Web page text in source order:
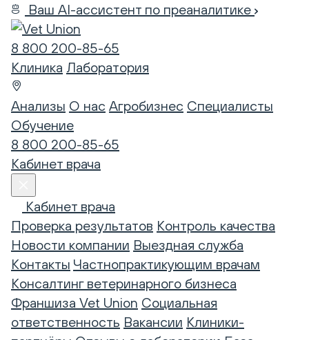
Ваш AI-ассистент по преаналитике
8 800 200-85-65
Клиника Лаборатория
Анализы О нас Агробизнес Специалисты
Обучение
8 800 200-85-65
Кабинет врача
Кабинет врача
Проверка результатов Контроль качества
Новости компании Выездная служба
Контакты Частнопрактикующим врачам
Консалтинг ветеринарного бизнеса
Франшиза Vet Union Социальная
ответственность Вакансии Клиники-